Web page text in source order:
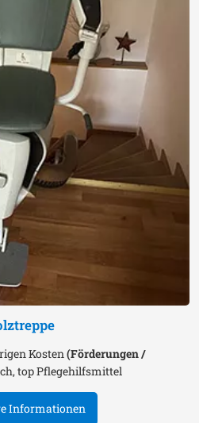
Kosten (Förderungen /
top Pflegehilfsmittel
Informationen